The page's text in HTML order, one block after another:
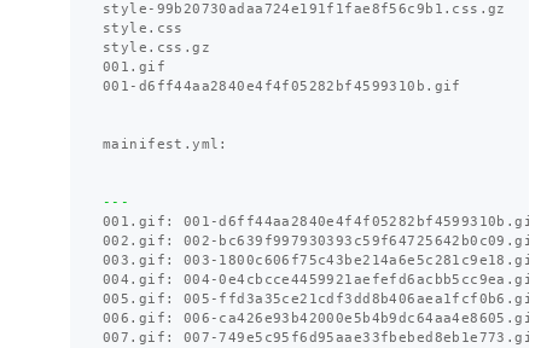
style-99b20730adaa724e191f1fae8f56c9b1.css.gz
style.css
style.css.gz
001.gif
001-d6ff44aa2840e4f4f05282bf4599310b.gif
mainifest.yml:
---
001.gif: 001-d6ff44aa2840e4f4f05282bf4599310b.gif
002.gif: 002-bc639f997930393c59f64725642b0c09.gif
003.gif: 003-1800c606f75c43be214a6e5c281c9e18.gif
004.gif: 004-0e4cbcce4459921aefefd6acbb5cc9ea.gif
005.gif: 005-ffd3a35ce21cdf3dd8b406aea1fcf0b6.gif
006.gif: 006-ca426e93b42000e5b4b9dc64aa4e8605.gif
007.gif: 007-749e5c95f6d95aae33fbebed8eb1e773.gif